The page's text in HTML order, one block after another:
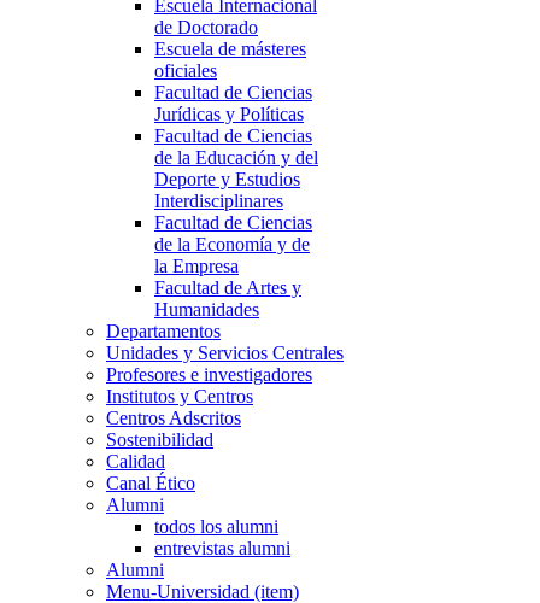
Escuela Internacional
de Doctorado
Escuela de másteres
oficiales
Facultad de Ciencias
Jurídicas y Políticas
Facultad de Ciencias
de la Educación y del
Deporte y Estudios
Interdisciplinares
Facultad de Ciencias
de la Economía y de
la Empresa
Facultad de Artes y
Humanidades
Departamentos
Unidades y Servicios Centrales
Profesores e investigadores
Institutos y Centros
Centros Adscritos
Sostenibilidad
Calidad
Canal Ético
Alumni
todos los alumni
entrevistas alumni
Alumni
Menu-Universidad (item)